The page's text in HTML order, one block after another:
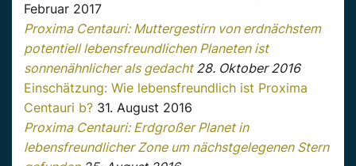
Februar 2017
Proxima Centauri: Muttergestirn von erdnächstem
potentiell lebensfreundlichen Planeten ist
sonnenähnlicher als gedacht28. Oktober 2016
Einschätzung: Wie lebensfreundlich ist Proxima
Centauri b? 31. August 2016
Proxima Centauri: Erdgroßer Planet in
lebensfreundlicher Zone um nächstgelegenen Stern